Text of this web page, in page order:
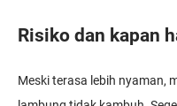
Risiko dan kapan
Meski terasa lebih nyaman,